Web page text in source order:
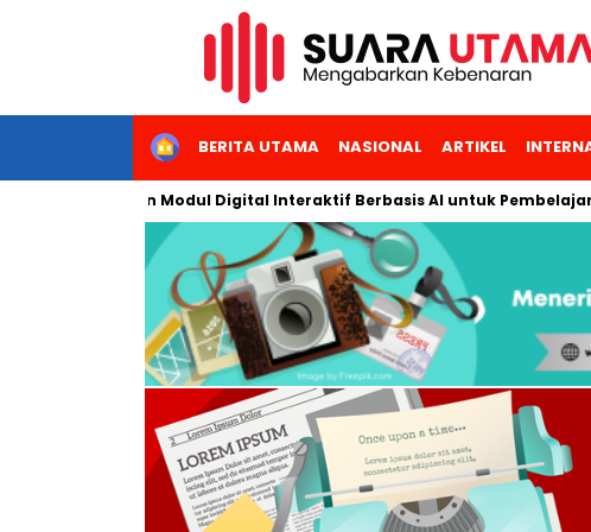
HOMEBERITA UTAMA NASIONAL ARTIKEL
Modul Digital Interaktif Berbasis AI untuk Pembelajaran